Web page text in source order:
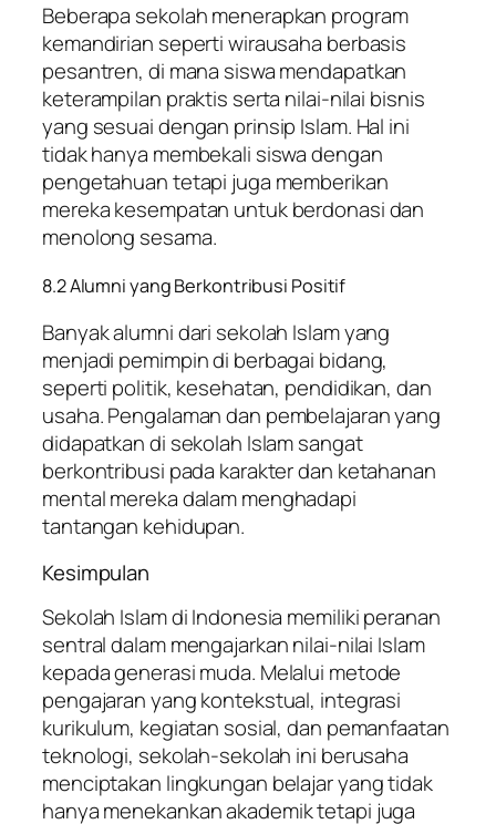
Beberapa sekolah menerapkan program
kemandirian seperti wirausaha berbasis
pesantren, di mana siswa mendapatkan
keterampilan praktis serta nilai-nilai bisnis
yang sesuai dengan prinsip Islam. Hal ini
tidak hanya membekali siswa dengan
pengetahuan tetapi juga memberikan
mereka kesempatan untuk berdonasi dan
menolong sesama.
8.2 Alumni yang Berkontribusi Positif
Banyak alumni dari sekolah Islam yang
menjadi pemimpin di berbagai bidang,
seperti politik, kesehatan, pendidikan, dan
usaha. Pengalaman dan pembelajaran yang
didapatkan di sekolah Islam sangat
berkontribusi pada karakter dan ketahanan
mental mereka dalam menghadapi
tantangan kehidupan.
Kesimpulan
Sekolah Islam di Indonesia memiliki peranan
sentral dalam mengajarkan nilai-nilai Islam
kepada generasi muda. Melalui metode
pengajaran yang kontekstual, integrasi
kurikulum, kegiatan sosial, dan pemanfaatan
teknologi, sekolah-sekolah ini berusaha
menciptakan lingkungan belajar yang tidak
hanya menekankan akademik tetapi juga